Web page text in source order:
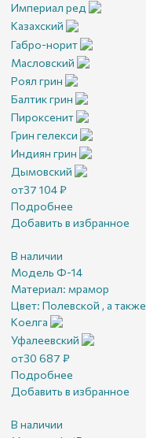
Империал ред
Казахский
Габро-норит
Масловский
Роял грин
Балтик грин
Пироксенит
Грин гелекси
Индиян грин
Дымовский
от37 104₽
Подробнее
Добавить в избранное
В наличии
Модель Ф-14
Материал: мрамор
Цвет: Полевской , а также
Коелга
Уфалеевский
от30 687 ₽
Подробнее
Добавить в избранное
В наличии